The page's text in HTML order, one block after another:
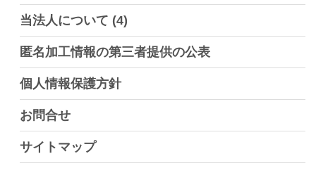
当法人について (4)
匿名加工情報の第三者提供の公表
個人情報保護方針
お問合せ
サイトマップ